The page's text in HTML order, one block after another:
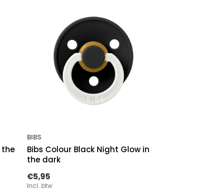
the
BIBS
Bibs Colour Black Night Glow in
the dark
€5,95
Incl. btw